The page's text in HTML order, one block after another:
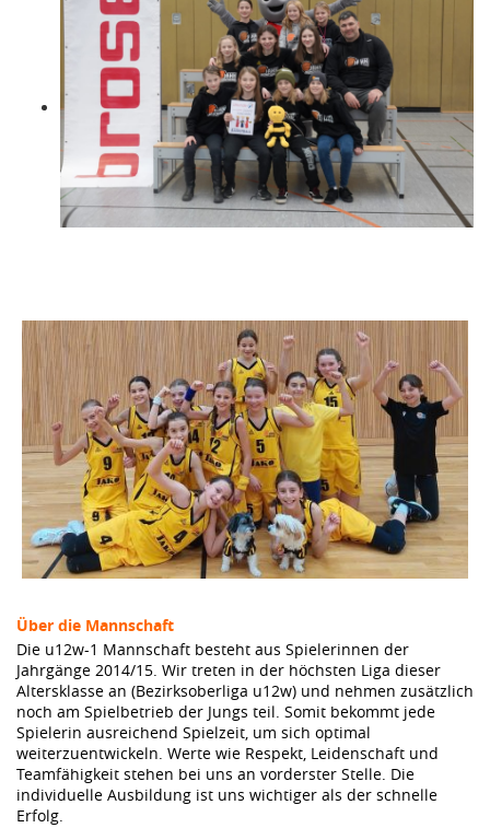
Über die Mannschaft
Die u12w-1 Mannschaft besteht aus Spielerinnen der
Jahrgänge 2014/15. Wir treten in der höchsten Liga dieser
Altersklasse an (Bezirksoberliga u12w) und nehmen zusätzlich
noch am Spielbetrieb der Jungs teil. Somit bekommt jede
Spielerin ausreichend Spielzeit, um sich optimal
weiterzuentwickeln. Werte wie Respekt, Leidenschaft und
Teamfähigkeit stehen bei uns an vorderster Stelle. Die
individuelle Ausbildung ist uns wichtiger als der schnelle
Erfolg.